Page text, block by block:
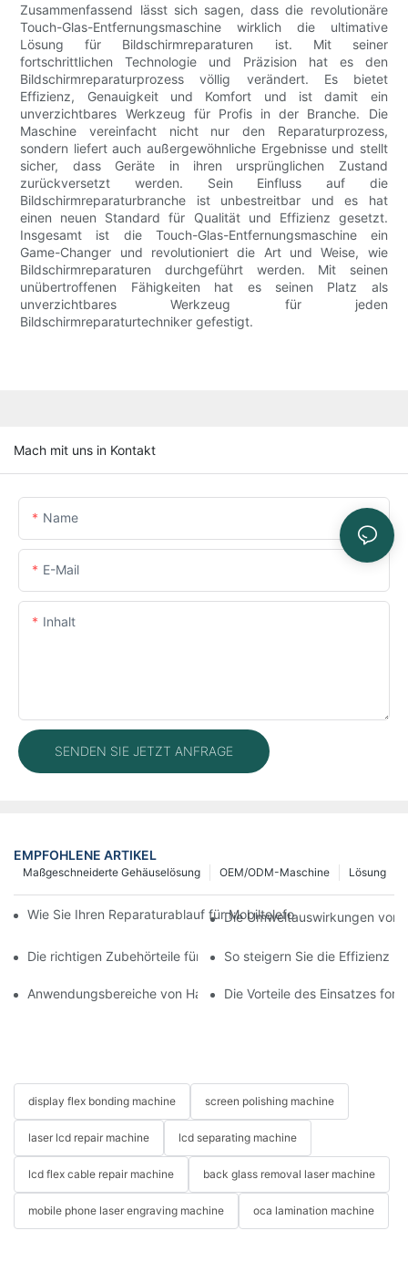
Zusammenfassend lässt sich sagen, dass die revolutionäre
Touch-Glas-Entfernungsmaschine wirklich die ultimative
Lösung für Bildschirmreparaturen ist. Mit seiner
fortschrittlichen Technologie und Präzision hat es den
Bildschirmreparaturprozess völlig verändert. Es bietet
Effizienz, Genauigkeit und Komfort und ist damit ein
unverzichtbares Werkzeug für Profis in der Branche. Die
Maschine vereinfacht nicht nur den Reparaturprozess,
sondern liefert auch außergewöhnliche Ergebnisse und stellt
sicher, dass Geräte in ihren ursprünglichen Zustand
zurückversetzt werden. Sein Einfluss auf die
Bildschirmreparaturbranche ist unbestreitbar und es hat
einen neuen Standard für Qualität und Effizienz gesetzt.
Insgesamt ist die Touch-Glas-Entfernungsmaschine ein
Game-Changer und revolutioniert die Art und Weise, wie
Bildschirmreparaturen durchgeführt werden. Mit seinen
unübertroffenen Fähigkeiten hat es seinen Platz als
unverzichtbares Werkzeug für jeden
Bildschirmreparaturtechniker gefestigt.
Mach mit uns in Kontakt
Name
E-Mail
Inhalt
SENDEN SIE JETZT ANFRAGE
EMPFOHLENE ARTIKEL
Lösung
OEM/ODM-Maschine
Maßgeschneiderte Gehäuselösung
Wie Sie Ihren Reparaturablauf für Mobiltelefone mit moderner
Die Umweltauswirkungen von
Die richtigen Zubehörteile für Ihr Handy-So steigern Sie die Effizienz
Anwendungsbereiche von Handy-Reparaturmaschinen bei
Die Vorteile des Einsatzes
display flex bonding machine screen polishing machine
laser lcd repair machine lcd separating machine
lcd flex cable repair machine back glass removal laser machine
mobile phone laser engraving machine oca lamination machine